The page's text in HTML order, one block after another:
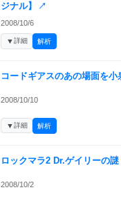
ジナル】
↗
2008/10/6
▼詳細 解析
コードギアスのあの場面を小
2008/10/10
▼詳細 解析
ロックマラ2 Dr.ゲイリーの謎
2008/10/2